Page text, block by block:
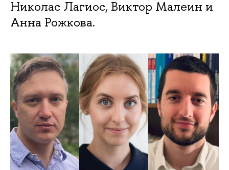
Николас Лагиос, Виктор Малеин и
Анна Рожкова.